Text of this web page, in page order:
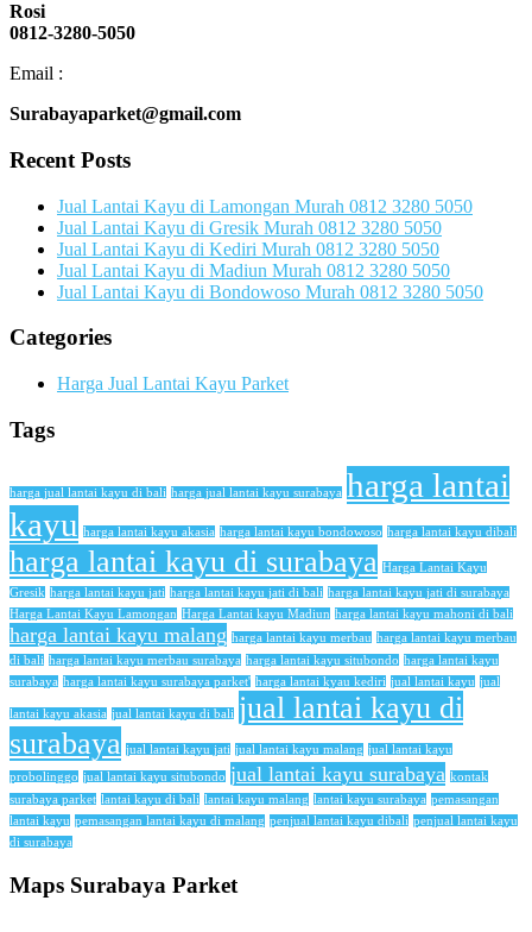
Rosi
0812-3280-5050
Email :
Surabayaparket@gmail.com
Recent Posts
Jual Lantai Kayu di Lamongan Murah 0812 3280 5050
Jual Lantai Kayu di Gresik Murah 0812 3280 5050
Jual Lantai Kayu di Kediri Murah 0812 3280 5050
Jual Lantai Kayu di Madiun Murah 0812 3280 5050
Jual Lantai Kayu di Bondowoso Murah 0812 3280 5050
Categories
Harga Jual Lantai Kayu Parket
Tags
harga jual lantai kayu di bali harga jual lantai kayu surabaya harga lantai
kayu harga lantai kayu akasia harga lantai kayu bondowoso harga lantai kayu dibali
harga lantai kayu di surabaya Harga Lantai Kayu
Gresik harga lantai kayu jati harga lantai kayu jati di bali harga lantai kayu jati di surabaya
Harga Lantai Kayu Lamongan Harga Lantai kayu Madiun harga lantai kayu mahoni di bali
harga lantai kayu malang harga lantai kayu merbau harga lantai kayu merbau
di bali harga lantai kayu merbau surabaya harga lantai kayu situbondo harga lantai kayu
surabaya harga lantai kayu surabaya parket' harga lantai kyau kediri jual lantai kayu jual
lantai kayu akasia jual lantai kayu di bali jual lantai kayu di
surabaya jual lantai kayu jati jual lantai kayu malang jual lantai kayu
probolinggo jual lantai kayu situbondo jual lantai kayu surabaya kontak
surabaya parket lantai kayu di bali lantai kayu malang lantai kayu surabaya pemasangan
lantai kayu pemasangan lantai kayu di malang penjual lantai kayu dibali penjual lantai kayu
di surabaya
Maps Surabaya Parket